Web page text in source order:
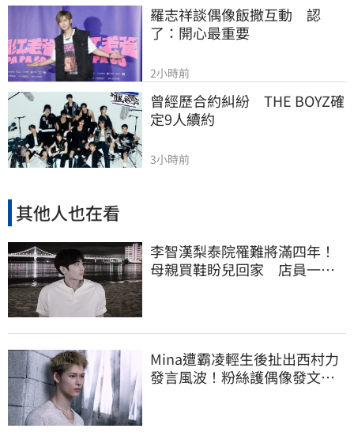
羅志祥談偶像飯撒互動　認
了：開心最重要
2小時前
曾經歷合約糾紛　THE BOYZ確
定9人續約
3小時前
其他人也在看
李智漢梨泰院罹難將滿四年！
母親買鞋盼兒回家 店員一句
Mina遭霸凌輕生後扯出西村力
發言風波！粉絲護偶像發文：